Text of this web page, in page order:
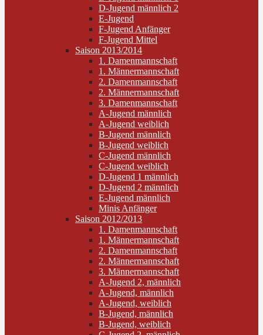
D-Jugend männlich 2
E-Jugend
F-Jugend Anfänger
F-Jugend Mittel
Saison 2013/2014
1. Damenmannschaft
1. Männermannschaft
2. Damenmannschaft
2. Männermannschaft
3. Damenmannschaft
A-Jugend männlich
A-Jugend weiblich
B-Jugend männlich
B-Jugend weiblich
C-Jugend männlich
C-Jugend weiblich
D-Jugend 1 männlich
D-Jugend 2 männlich
E-Jugend männlich
Minis Anfänger
Saison 2012/2013
1. Damenmannschaft
1. Männermannschaft
2. Damenmannschaft
2. Männermannschaft
3. Männermannschaft
A-Jugend 2, männlich
A-Jugend, männlich
A-Jugend, weiblich
B-Jugend, männlich
B-Jugend, weiblich